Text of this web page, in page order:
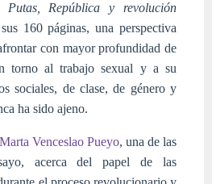
Putas, República y revolución
160 páginas, una perspectiva
con mayor profundidad de
torno al trabajo sexual y a su
sociales, de clase, de género y
ha sido ajeno.
Marta Venceslao Pueyo, una de las
acerca del papel de las